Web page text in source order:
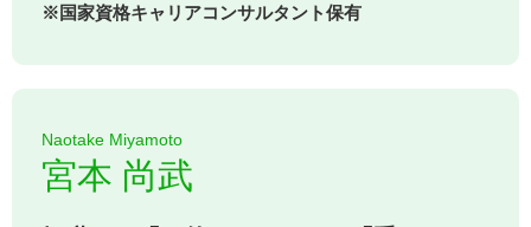
※国家資格キャリアコンサルタント保有
Naotake Miyamoto
宮本 尚武